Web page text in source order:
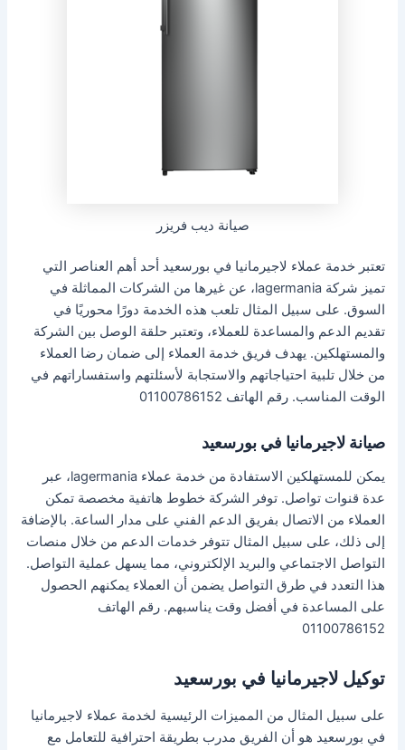
صيانة ديب فريزر
تعتبر خدمة عملاء لاجيرمانيا في بورسعيد أحد أهم العناصر التي
تميز شركة lagermania، عن غيرها من الشركات المماثلة في
السوق. على سبيل المثال تلعب هذه الخدمة دورًا محوريًا في
تقديم الدعم والمساعدة للعملاء، وتعتبر حلقة الوصل بين الشركة
والمستهلكين. يهدف فريق خدمة العملاء إلى ضمان رضا العملاء
من خلال تلبية احتياجاتهم والاستجابة لأسئلتهم واستفساراتهم في
الوقت المناسب. رقم الهاتف 01100786152
صيانة لاجيرمانيا في بورسعيد
يمكن للمستهلكين الاستفادة من خدمة عملاء lagermania، عبر
عدة قنوات تواصل. توفر الشركة خطوط هاتفية مخصصة تمكن
العملاء من الاتصال بفريق الدعم الفني على مدار الساعة. بالإضافة
إلى ذلك، على سبيل المثال تتوفر خدمات الدعم من خلال منصات
التواصل الاجتماعي والبريد الإلكتروني، مما يسهل عملية التواصل.
هذا التعدد في طرق التواصل يضمن أن العملاء يمكنهم الحصول
على المساعدة في أفضل وقت يناسبهم. رقم الهاتف
01100786152
توكيل لاجيرمانيا في بورسعيد
على سبيل المثال من المميزات الرئيسية لخدمة عملاء لاجيرمانيا
في بورسعيد هو أن الفريق مدرب بطريقة احترافية للتعامل مع